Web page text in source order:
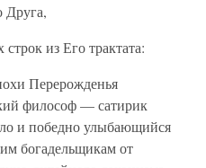
Друга,
из Его трактата:
Перерожденья
философ — сатирик
и победно улыбающийся
богадельщикам от